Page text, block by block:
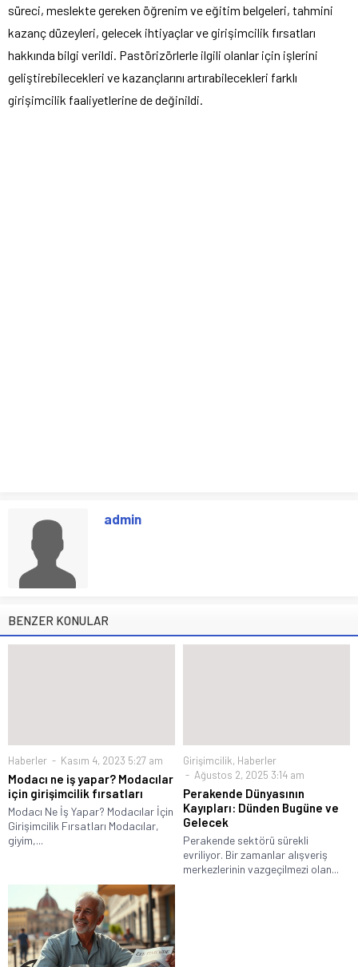
süreci, meslekte gereken öğrenim ve eğitim belgeleri, tahmini
kazanç düzeyleri, gelecek ihtiyaçlar ve girişimcilik fırsatları
hakkında bilgi verildi. Pastörizörlerle ilgili olanlar için işlerini
geliştirebilecekleri ve kazançlarını artırabilecekleri farklı
girişimcilik faaliyetlerine de değinildi.
admin
BENZER KONULAR
Haberler Kasım 4, 2023 5:27 am
Modacı ne iş yapar? Modacılar
için girişimcilik fırsatları
Modacı Ne İş Yapar? Modacılar İçin
Girişimcilik Fırsatları Modacılar,
giyim,...
Girişimcilik, Haberler
Ağustos 2, 2025 3:14 am
Perakende Dünyasının
Kayıpları: Dünden Bugüne ve
Gelecek
Perakende sektörü sürekli
evriliyor. Bir zamanlar alışveriş
merkezlerinin vazgeçilmezi olan...